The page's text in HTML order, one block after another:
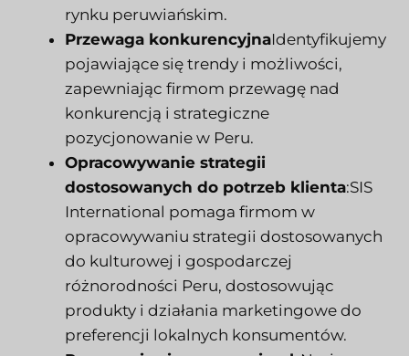
rynku peruwiańskim.
Przewaga konkurencyjnaIdentyfikujemy
pojawiające się trendy i możliwości,
zapewniając firmom przewagę nad
konkurencją i strategiczne
pozycjonowanie w Peru.
Opracowywanie strategii
dostosowanych do potrzeb klienta:SIS
International pomaga firmom w
opracowywaniu strategii dostosowanych
do kulturowej i gospodarczej
różnorodności Peru, dostosowując
produkty i działania marketingowe do
preferencji lokalnych konsumentów.